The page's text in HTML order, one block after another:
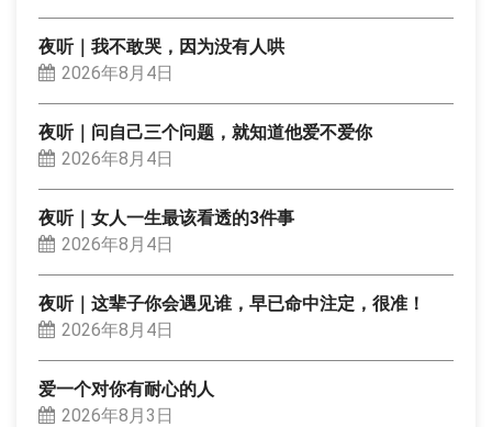
夜听｜我不敢哭，因为没有人哄
2026年8月4日
夜听｜问自己三个问题，就知道他爱不爱你
2026年8月4日
夜听｜女人一生最该看透的3件事
2026年8月4日
夜听｜这辈子你会遇见谁，早已命中注定，很准！
2026年8月4日
爱一个对你有耐心的人
2026年8月3日